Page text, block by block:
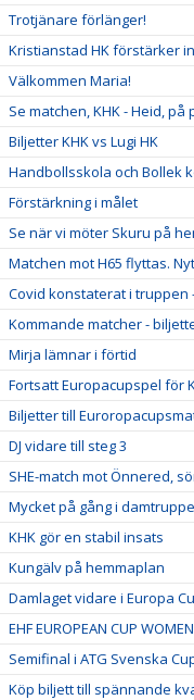
Trotjänare förlänger!
Kristianstad HK förstärker
Välkommen Maria!
Se matchen, KHK - Heid, på
Biljetter KHK vs Lugi HK
Handbollsskola och Bollek
Förstärkning i målet
Se när vi möter Skuru på
Matchen mot H65 flyttas.
Covid konstaterat i truppen
Kommande matcher -
Mirja lämnar i förtid
Fortsatt Europacupspel för
Biljetter till
DJ vidare till steg 3
SHE-match mot Önnered,
Mycket på gång i
KHK gör en stabil insats
Kungälv på hemmaplan
Damlaget vidare i Europa
EHF EUROPEAN CUP WOMEN
Semifinal i ATG Svenska
Köp biljett till spännande